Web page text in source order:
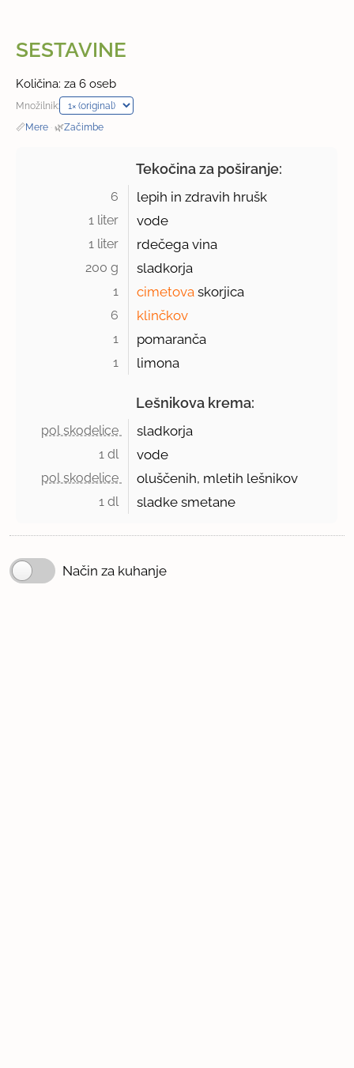
SESTAVINE
Količina: za 6 oseb
Množilnik:
📏Mere · 🌿Začimbe
Tekočina za poširanje:
6 lepih in zdravih hrušk
1 liter vode
1 liter rdečega vina
200 g sladkorja
1 cimetova skorjica
6 klinčkov
1 pomaranča
1 limona
Lešnikova krema:
pol skodelice sladkorja
1 dl vode
pol skodelice oluščenih, mletih lešnikov
1 dl sladke smetane
Način za kuhanje